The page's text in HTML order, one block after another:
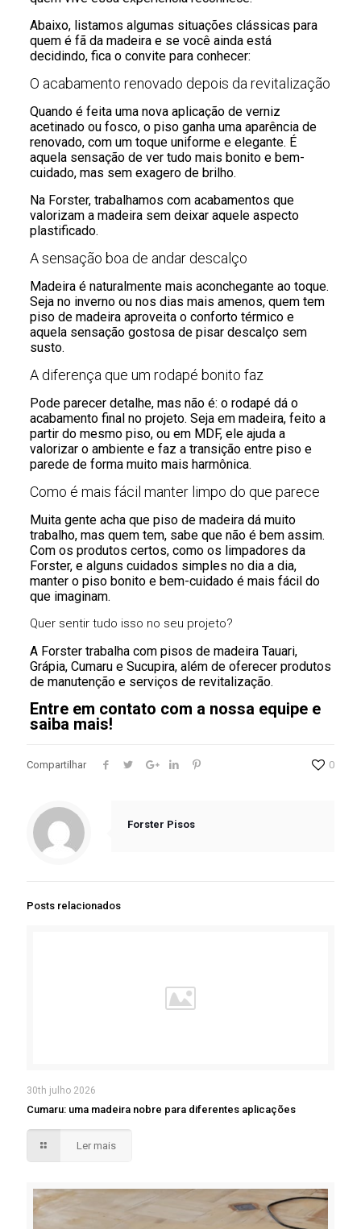
Abaixo, listamos algumas situações clássicas para
quem é fã da madeira e se você ainda está
decidindo, fica o convite para conhecer:
O acabamento renovado depois da revitalização
Quando é feita uma nova aplicação de verniz
acetinado ou fosco, o piso ganha uma aparência de
renovado, com um toque uniforme e elegante. É
aquela sensação de ver tudo mais bonito e bem-
cuidado, mas sem exagero de brilho.
Na Forster, trabalhamos com acabamentos que
valorizam a madeira sem deixar aquele aspecto
plastificado.
A sensação boa de andar descalço
Madeira é naturalmente mais aconchegante ao toque.
Seja no inverno ou nos dias mais amenos, quem tem
piso de madeira aproveita o conforto térmico e
aquela sensação gostosa de pisar descalço sem
susto.
A diferença que um rodapé bonito faz
Pode parecer detalhe, mas não é: o rodapé dá o
acabamento final no projeto. Seja em madeira, feito a
partir do mesmo piso, ou em MDF, ele ajuda a
valorizar o ambiente e faz a transição entre piso e
parede de forma muito mais harmônica.
Como é mais fácil manter limpo do que parece
Muita gente acha que piso de madeira dá muito
trabalho, mas quem tem, sabe que não é bem assim.
Com os produtos certos, como os limpadores da
Forster, e alguns cuidados simples no dia a dia,
manter o piso bonito e bem-cuidado é mais fácil do
que imaginam.
Quer sentir tudo isso no seu projeto?
A Forster trabalha com pisos de madeira Tauari,
Grápia, Cumaru e Sucupira, além de oferecer produtos
de manutenção e serviços de revitalização.
Entre em contato com a nossa equipe e
saiba mais!
Compartilhar 0
Forster Pisos
Posts relacionados
30th julho 2026
Cumaru: uma madeira nobre para diferentes aplicações
Ler mais